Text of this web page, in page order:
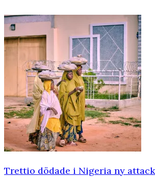
Trettio dödade i Nigeria ny